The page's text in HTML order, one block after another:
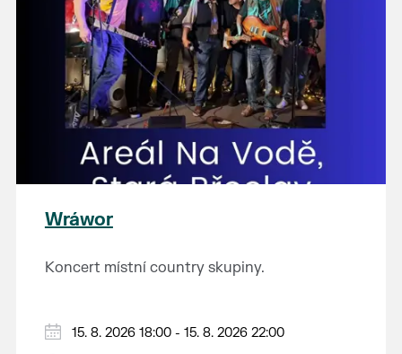
Wráwor
Koncert místní country skupiny.
15. 8. 2026 18:00 - 15. 8. 2026 22:00